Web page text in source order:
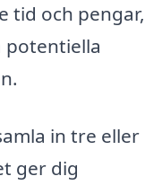
tid och pengar,
potentiella
in tre eller
ger dig